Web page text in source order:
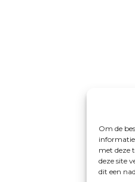
Om de
met deze
deze site
dit een